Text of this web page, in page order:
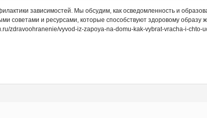
зависимостей. Мы обсудим, как осведомленность и
советами и ресурсами, которые способствуют здоровому образу
zdravoohranenie/vyvod-iz-zapoya-na-domu-kak-vybrat-vracha-i-chto-